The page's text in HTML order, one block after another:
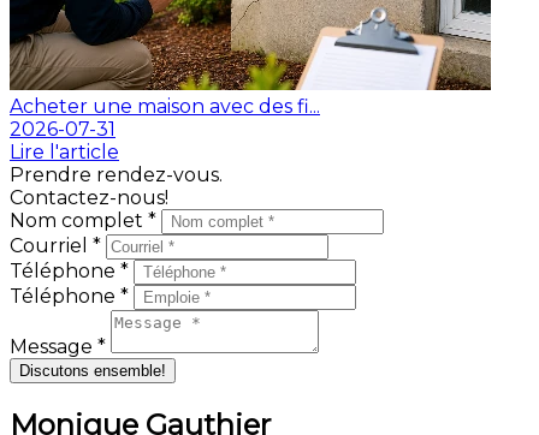
Acheter une maison avec des fi...
2026-07-31
Lire l'article
Prendre rendez-vous.
Contactez-nous!
Nom complet *
Courriel *
Téléphone *
Téléphone *
Message *
Discutons ensemble!
Monique Gauthier